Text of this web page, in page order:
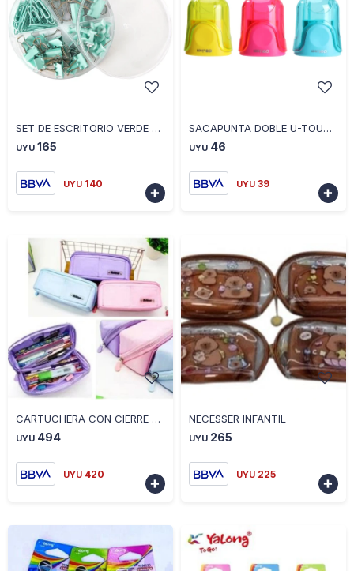
SET DE ESCRITORIO VERDE PASTEL DELI
UYU 165
UYU 140

SACAPUNTA DOBLE U-TOUCH DELI
UYU 46
UYU 39

CARTUCHERA CON CIERRE REPARTICIONES COLORES SURTIDOS
UYU 494
UYU 420

NECESSER INFANTIL
UYU 265
UYU 225
